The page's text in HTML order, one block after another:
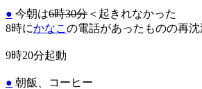
● 今朝は6時30分 ＜起きれなかった
8時にかなこ の電話があったものの再
9時20分起動
● 朝飯、コーヒー